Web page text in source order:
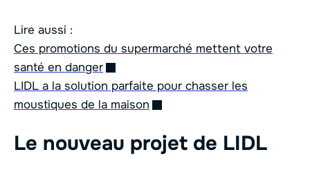
Lire aussi :
Ces promotions du supermarché mettent votre
santé en danger
LIDL a la solution parfaite pour chasser les
moustiques de la maison
Le nouveau projet de LIDL